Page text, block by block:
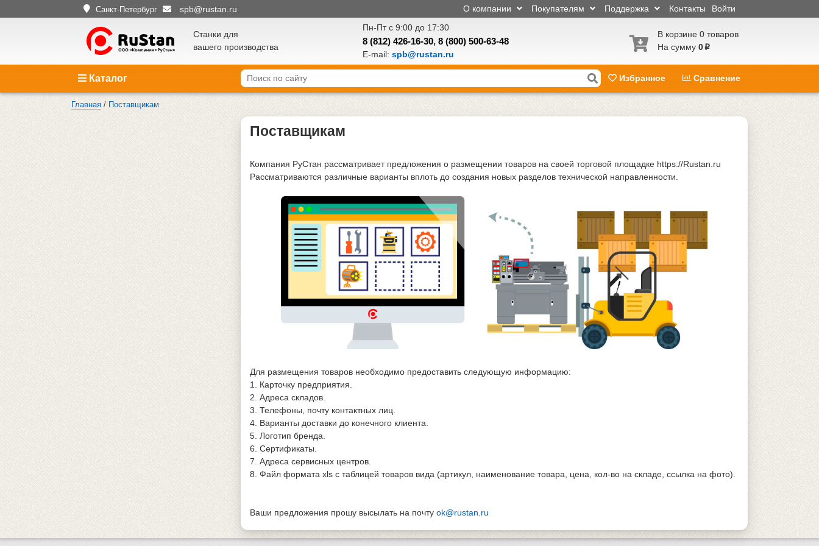
Санкт-Петербург spb@rustan.ru Войти
Контакты
Поддержка
Покупателям
О компании
Станки для
вашего производства
Пн-Пт с 9:00 до 17:30
8 (812) 426-16-30, 8 (800) 500-63-48
E-mail: spb@rustan.ru
В корзине 0 товаров
На сумму 0 p
Каталог Избранное Сравнение
Главная / Поставщикам
Поставщикам
Компания РуСтан рассматривает предложения о размещении товаров на своей торговой площадке https://Rustan.ru
Рассматриваются различные варианты вплоть до создания новых разделов технической направленности.
Для размещения товаров необходимо предоставить следующую информацию:
1. Карточку предприятия.
2. Адреса складов.
3. Телефоны, почту контактных лиц.
4. Варианты доставки до конечного клиента.
5. Логотип бренда.
6. Сертификаты.
7. Адреса сервисных центров.
8. Файл формата xls с таблицей товаров вида (артикул, наименование товара, цена, кол-во на складе, ссылка на фото).
Ваши предложения прошу высылать на почту ok@rustan.ru